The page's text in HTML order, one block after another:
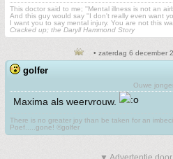
This doctor said to me; ''Mental illness is not an
And this guy would say ''I don't really even want
I want you to say mental injury. You are not this
Cracked up; the Daryll Hammond Story
• zaterdag 6 december
golfer
Ouwe
Maxima als weervrouw.
There is no greater joy than be taken for an
Poef.....gone! ©golfer